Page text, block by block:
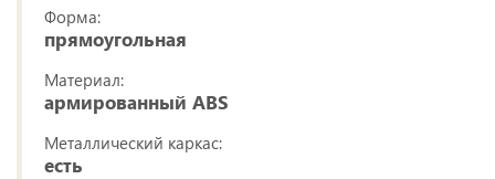
Форма:
прямоугольная
Материал:
армированный ABS
Металлический каркас:
есть